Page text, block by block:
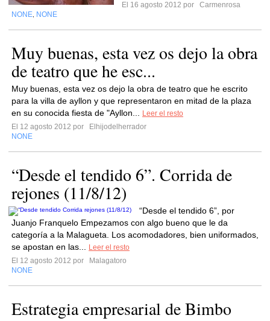
El 16 agosto 2012 por
Carmenrosa
NONE NONE
Muy buenas, esta vez os dejo la obra
de teatro que he esc...
Muy buenas, esta vez os dejo la obra de teatro que he escrito
para la villa de ayllon y que representaron en mitad de la plaza
en su conocida fiesta de "Ayllon...
Leer el resto
El 12 agosto 2012 por
Elhijodelherrador
NONE
“Desde el tendido 6”. Corrida de
rejones (11/8/12)
“Desde el tendido 6”, por
Juanjo Franquelo Empezamos con algo bueno que le da
categoría a la Malagueta. Los acomodadores, bien uniformados,
se apostan en las...
Leer el resto
El 12 agosto 2012 por
Malagatoro
NONE
Estrategia empresarial de Bimbo